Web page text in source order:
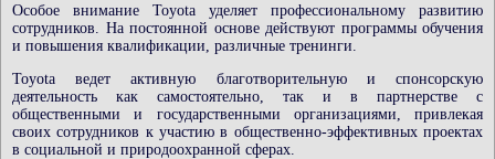
Особое внимание Toyota уделяет профессиональному развитию
сотрудников. На постоянной основе действуют программы обучения
и повышения квалификации, различные тренинги.
Toyota ведет активную благотворительную и спонсорскую
деятельность как самостоятельно, так и в партнерстве с
общественными и государственными организациями, привлекая
своих сотрудников к участию в общественно-эффективных проектах
в социальной и природоохранной сферах.